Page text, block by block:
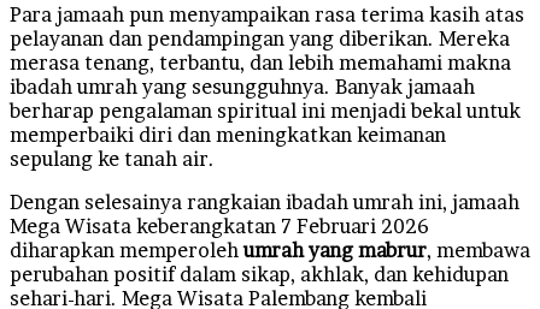
Para jamaah pun menyampaikan rasa terima kasih atas
pelayanan dan pendampingan yang diberikan. Mereka
merasa tenang, terbantu, dan lebih memahami makna
ibadah umrah yang sesungguhnya. Banyak jamaah
berharap pengalaman spiritual ini menjadi bekal untuk
memperbaiki diri dan meningkatkan keimanan
sepulang ke tanah air.
Dengan selesainya rangkaian ibadah umrah ini, jamaah
Mega Wisata keberangkatan 7 Februari 2026
diharapkan memperolehumrah yang mabrur, membawa
perubahan positif dalam sikap, akhlak, dan kehidupan
sehari-hari. Mega Wisata Palembang kembali